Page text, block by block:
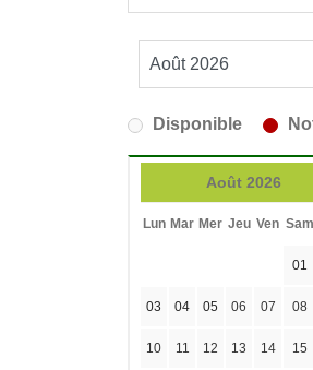
Disponible
Août 2026
Lun Mar Mer Jeu Ven Sam
01
03 04 05 06 07 08
10 11 12 13 14 15